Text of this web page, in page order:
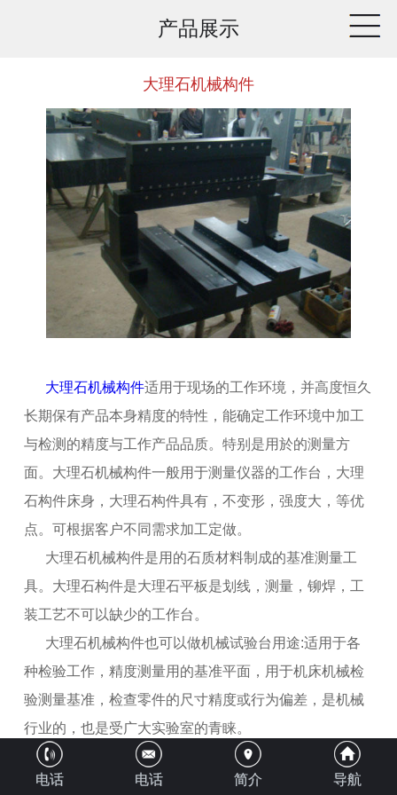
产品展示
大理石机械构件
大理石机械构件适用于现场的工作环境，并高度恒久
长期保有产品本身精度的特性， 能确定工作环境中加工
与检测的精度与工作产品品质。特别是用於的测量方
面。大理石机械构件一般用于测量仪器的工作台，大理
石构件床身，大理石构件具有，不变形，强度大，等优
点。可根据客户不同需求加工定做。
大理石机械构件是用的石质材料制成的基准测量工
具。大理石构件是大理石平板是划线，测量，铆焊，工
装工艺不可以缺少的工作台。
大理石机械构件也可以做机械试验台用途:适用于各
种检验工作，精度测量用的基准平面，用于机床机械检
验测量基准，检查零件的尺寸精度或行为偏差，是机械
行业的 ，也是受广大实验室的青睐。
大理石机械构件特点及优势：
1、大理石机械构件经长期时效，组织结构均匀，线
电话 电话 简介 导航